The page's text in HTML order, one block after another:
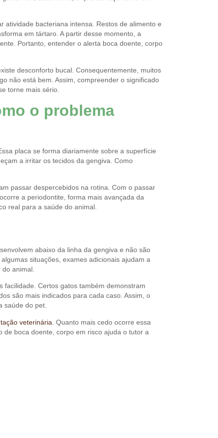
atividade bacteriana intensa. Restos de alimento e
em tártaro. A partir desse momento, a
Portanto, entender o alerta boca doente, corpo
desconforto bucal. Consequentemente, muitos
não está bem. Assim, compreender o significado
torne mais sério.
o problema
placa se forma diariamente sobre a superfície
a irritar os tecidos da gengiva. Como
passar despercebidos na rotina. Com o passar
a periodontite, forma mais avançada da
real para a saúde do animal.
abaixo da linha da gengiva e não são
situações, exames adicionais ajudam a
animal.
facilidade. Certos gatos também demonstram
são mais indicados para cada caso. Assim, o
saúde do pet.
veterinária . Quanto mais cedo ocorre essa
boca doente, corpo em risco ajuda o tutor a